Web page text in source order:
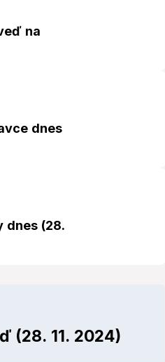
na
dnes
dnes (28.
(28. 11. 2024)